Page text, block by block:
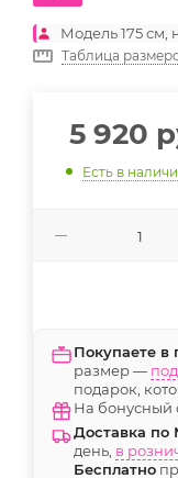
Модель 175 см,
Таблица
5 920
Есть в
Покупаете в
размер —
подарок,
На бонусный
Доставка по
день, в
Бесплатно